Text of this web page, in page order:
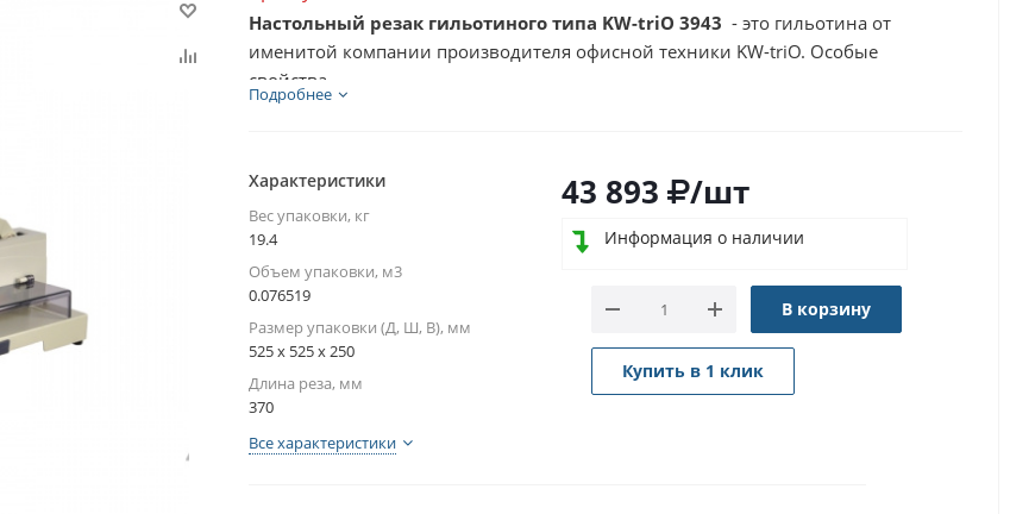
Настольный резак гильотиного типа KW-triO 3943 - это гильотина от
именитой компании производителя офисной техники KW-triO. Особые
свойства...
Подробнее
Характеристики
Вес упаковки, кг
19.4
Объем упаковки, м3
0.076519
Размер упаковки (Д, Ш, В), мм
525 x 525 x 250
Длина реза, мм
370
Все характеристики
43 893 /шт
Информация о наличии
В корзину
Купить в 1 клик